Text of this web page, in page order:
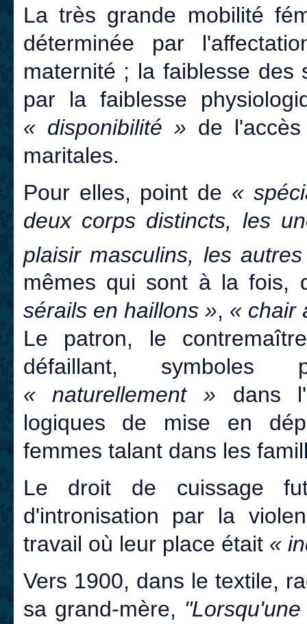
La très grande mobilité
déterminée par
maternité ; la faiblesse des
par la faiblesse
« disponibilité » de
maritales.
Pour elles, point de «
deux corps distincts, les
plaisir masculins, les
mêmes qui sont à la
sérails en haillons », « chair
Le patron, le
défaillant, symboles
« naturellement » dans
logiques de mise en
femmes talant dans les
Le droit de cuissage
d'intronisation par la
travail où leur place était«
Vers 1900, dans le textile,
sa grand-mère,